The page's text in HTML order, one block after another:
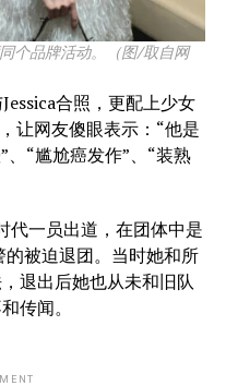
个品牌活动。（图/取自网
合照，更配上少女
让网友傻眼表示：“他是
、“尴尬癌发作”、“装熟
代一员出道，在团体中是
被迫退团。当时她和所
退出后她也从未和旧队
传闻。